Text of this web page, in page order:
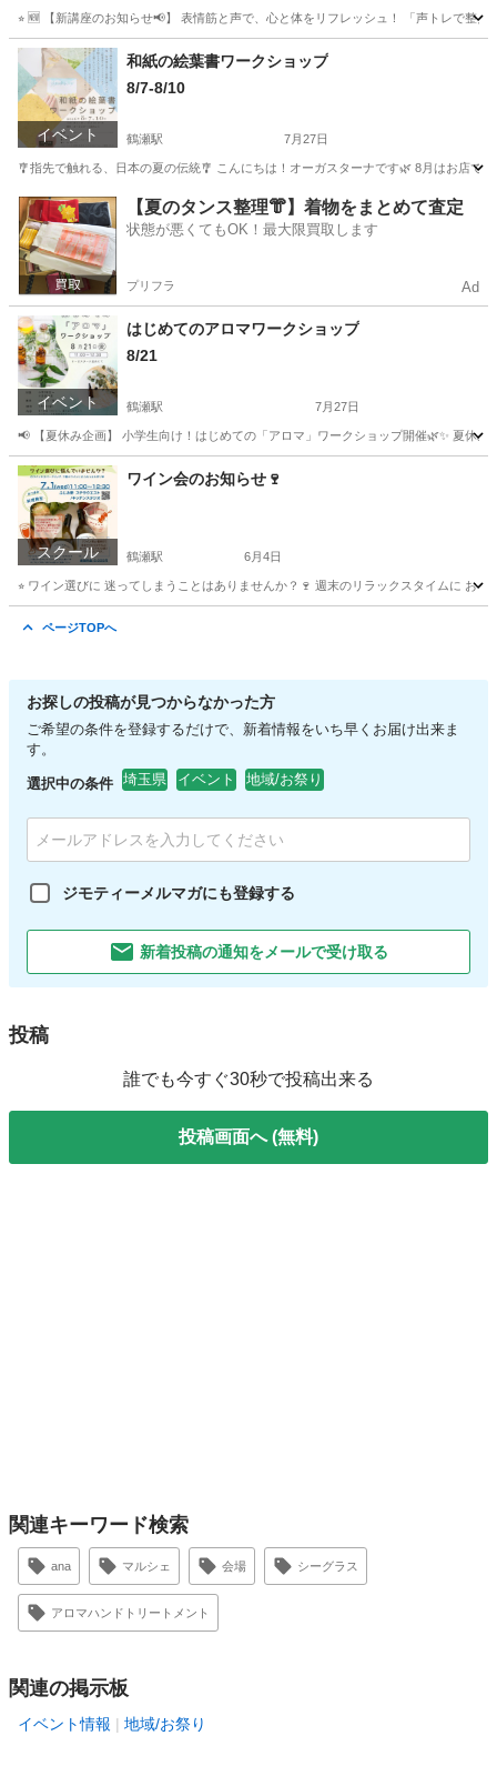
⭐︎ 🆕 【新講座のお知らせ📢】 表情筋と声で、心と体をリフレッシュ！ 「声トレで整
埼玉 富士見市 鶴瀬駅 その他
イベント
和紙の絵葉書ワークショップ
8/7-8/10
鶴瀬駅 7月27日
🎐指先で触れる、日本の夏の伝統🎐 こんにちは！オーガスターナです🌿 8月はお店で
埼玉 富士見市 鶴瀬駅 ワークショップ 自由研究
【夏のタンス整理👘】着物をまとめて査定
状態が悪くてもOK！最大限買取します
プリフラ Ad
イベント
はじめてのアロマワークショップ
8/21
鶴瀬駅 7月27日
📢 【夏休み企画】 小学生向け！はじめての「アロマ」ワークショップ開催🌿✨ 夏休
埼玉 富士見市 鶴瀬駅 ワークショップ
アロマワークショップ
スクール
ワイン会のお知らせ🍷
鶴瀬駅 6月4日
⭐︎ ワイン選びに 迷ってしまうことはありませんか？🍷 週末のリラックスタイムに お
ページTOPへ
お探しの投稿が見つからなかった方
ご希望の条件を登録するだけで、新着情報をいち早くお届け出来ま
す。
選択中の条件 埼玉県 イベント 地域/お祭り
ジモティーメルマガにも登録する
新着投稿の通知をメールで受け取る
投稿
誰でも今すぐ30秒で投稿出来る
投稿画面へ (無料)
関連キーワード検索
ana マルシェ 会場 シーグラス
アロマハンドトリートメント
関連の掲示板
イベント情報 地域/お祭り